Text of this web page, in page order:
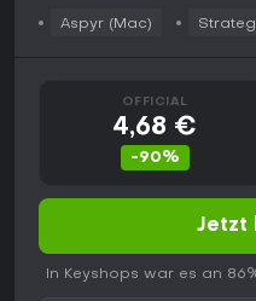
Aspyr (Mac)
OFFICIAL
4,68 €
-90%
Jetzt
In Keyshops war es an